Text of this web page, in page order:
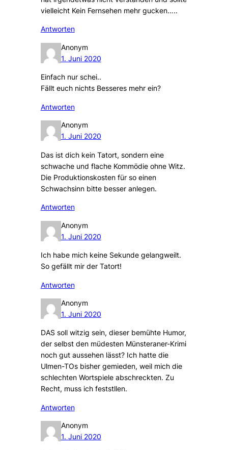
vielleicht Kein Fernsehen mehr gucken…..
Antworten
Anonym
1. Juni 2020
Einfach nur schei..
Fällt euch nichts Besseres mehr ein?
Antworten
Anonym
1. Juni 2020
Das ist dich kein Tatort, sondern eine
schwache und flache Kommödie ohne Witz.
Die Produktionskosten für so einen
Schwachsinn bitte besser anlegen.
Antworten
Anonym
1. Juni 2020
Ich habe mich keine Sekunde gelangweilt.
So gefällt mir der Tatort!
Antworten
Anonym
1. Juni 2020
DAS soll witzig sein, dieser bemühte Humor,
der selbst den müdesten Münsteraner-Krimi
noch gut aussehen lässt? Ich hatte die
Ulmen-TOs bisher gemieden, weil mich die
schlechten Wortspiele abschreckten. Zu
Recht, muss ich feststllen.
Antworten
Anonym
1. Juni 2020